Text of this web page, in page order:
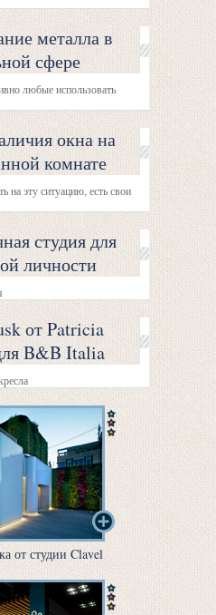
металла в
сфере
любые использовать
окна на
комнате
на эту ситуацию, есть свои
студия для
личности
от Patricia
B&B Italia
от студии Clavel